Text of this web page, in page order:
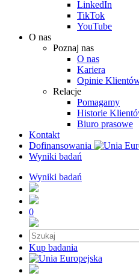
LinkedIn
TikTok
YouTube
O nas
Poznaj nas
O nas
Kariera
Opinie
Relacje
Pomagamy
Historie
Biuro prasowe
Kontakt
Dofinansowania
Wyniki badań
Wyniki badań
0
Kup badania